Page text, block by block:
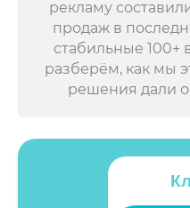
рекламу
продаж в
стабильные 100+
разберём, как мы
решения дали